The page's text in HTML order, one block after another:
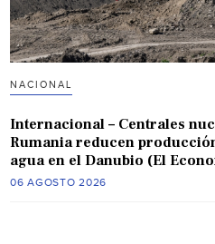
NACIONAL
Internacional – Centrales
Rumania reducen
agua en el Danubio (El
06 AGOSTO 2026